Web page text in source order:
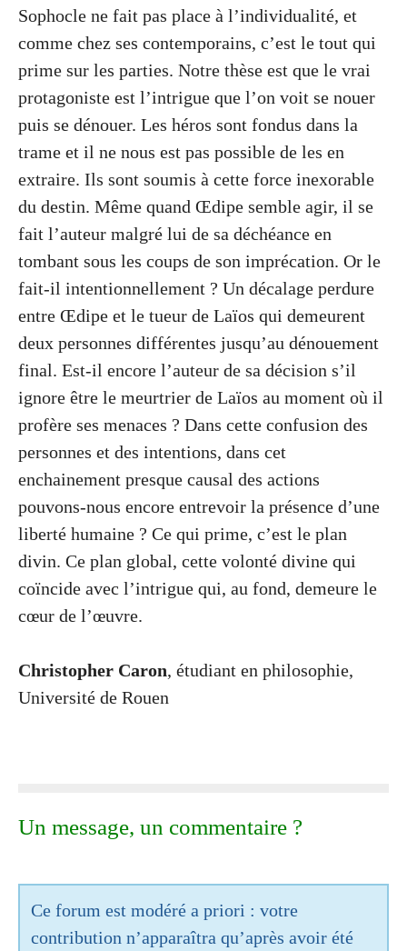
Sophocle ne fait pas place à l’individualité, et
comme chez ses contemporains, c’est le tout qui
prime sur les parties. Notre thèse est que le vrai
protagoniste est l’intrigue que l’on voit se nouer
puis se dénouer. Les héros sont fondus dans la
trame et il ne nous est pas possible de les en
extraire. Ils sont soumis à cette force inexorable
du destin. Même quand Œdipe semble agir, il se
fait l’auteur malgré lui de sa déchéance en
tombant sous les coups de son imprécation. Or le
fait-il intentionnellement ? Un décalage perdure
entre Œdipe et le tueur de Laïos qui demeurent
deux personnes différentes jusqu’au dénouement
final. Est-il encore l’auteur de sa décision s’il
ignore être le meurtrier de Laïos au moment où il
profère ses menaces ? Dans cette confusion des
personnes et des intentions, dans cet
enchainement presque causal des actions
pouvons-nous encore entrevoir la présence d’une
liberté humaine ? Ce qui prime, c’est le plan
divin. Ce plan global, cette volonté divine qui
coïncide avec l’intrigue qui, au fond, demeure le
cœur de l’œuvre.
Christopher Caron, étudiant en philosophie,
Université de Rouen
Un message, un commentaire ?
Ce forum est modéré a priori : votre
contribution n’apparaîtra qu’après avoir été